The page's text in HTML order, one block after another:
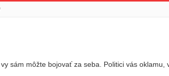
sám môžte bojovať za seba. Politici vás oklamu,